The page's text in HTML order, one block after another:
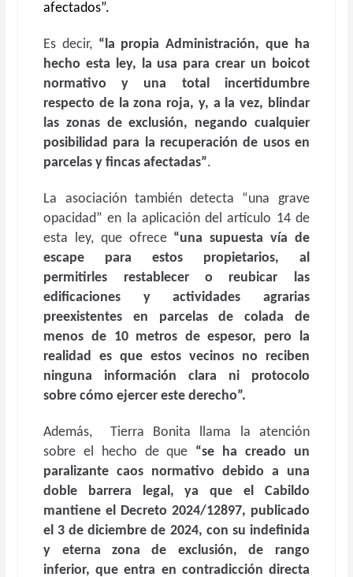
afectados”.
Es decir, “la propia Administración, que ha
hecho esta ley, la usa para crear un boicot
normativo y una total incertidumbre
respecto de la zona roja, y, a la vez, blindar
las zonas de exclusión, negando cualquier
posibilidad para la recuperación de usos en
parcelas y fincas afectadas”.
La asociación también detecta “una grave
opacidad” en la aplicación del artículo 14 de
esta ley, que ofrece “una supuesta vía de
escape para estos propietarios, al
permitirles restablecer o reubicar las
edificaciones y actividades agrarias
preexistentes en parcelas de colada de
menos de 10 metros de espesor, pero la
realidad es que estos vecinos no reciben
ninguna información clara ni protocolo
sobre cómo ejercer este derecho”.
Además, Tierra Bonita llama la atención
sobre el hecho de que “se ha creado un
paralizante caos normativo debido a una
doble barrera legal, ya que el Cabildo
mantiene el Decreto 2024/12897, publicado
el 3 de diciembre de 2024, con su indefinida
y eterna zona de exclusión, de rango
inferior, que entra en contradicción directa